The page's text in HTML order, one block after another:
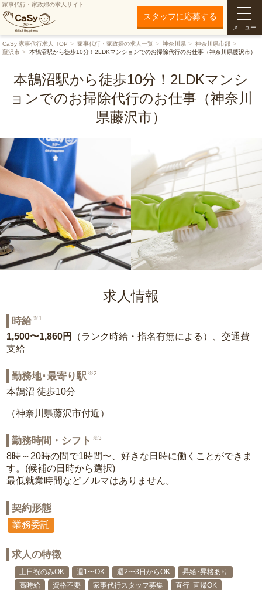
家事代行・家政婦の求人サイト
スタッフに応募する
メニュー
CaSy 家事代行求人 TOP 家事代行・家政婦の求人一覧 神奈川県
神奈川県市部
藤沢市
本鵠沼駅から徒歩10分！2LDKマンションでのお掃除代行のお仕事（神奈川県藤沢市）
本鵠沼駅から徒歩10分！2LDKマンシ
ョンでのお掃除代行のお仕事（神奈川
県藤沢市）
求人情報
時給 ※1
1,500〜1,860円
（ランク時給・指名有無による）、交通費
支給
勤務地･最寄り駅 ※2
本鵠沼 徒歩10分
（神奈川県藤沢市付近）
勤務時間・シフト ※3
8時～20時の間で1時間〜、好きな日時に働くことができま
す。(候補の日時から選択)
最低就業時間などノルマはありません。
契約形態
業務委託
求人の特徴
土日祝のみOK 週1〜OK 週2〜3日からOK
昇給･昇格あり
高時給
資格不要 家事代行スタッフ募集 直行･直帰OK